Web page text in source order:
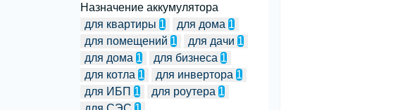
Назначение аккумулятора
для квартиры 1 для дома 1
для помещений 1 для дачи 1
для дома 1 для бизнеса 1
для котла 1 для инвертора 1
для ИБП 1 для роутера 1